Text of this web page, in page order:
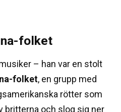
folket
– han var en stolt
folket, en grupp med
rötter som
britterna och slog sig ner